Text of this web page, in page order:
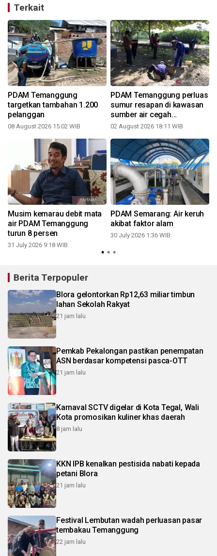
Terkait
PDAM Temanggung
targetkan tambahan 1.200
pelanggan
08 August 2026 15:02 WIB
PDAM Temanggung perluas
sumur resapan di kawasan
sumber air cegah
kekeringan
02 August 2026 18:11 WIB
Musim kemarau debit mata
air PDAM Temanggung
turun 8 persen
31 July 2026 9:18 WIB
PDAM Semarang: Air keruh
akibat faktor alam
30 July 2026 1:36 WIB
Berita Terpopuler
Blora gelontorkan Rp12,63 miliar timbun
lahan Sekolah Rakyat
21 jam lalu
Pemkab Pekalongan pastikan penempatan
ASN berdasar kompetensi pasca-OTT
21 jam lalu
Karnaval SCTV digelar di Kota Tegal, Wali
Kota promosikan kuliner khas daerah
8 jam lalu
KKN IPB kenalkan pestisida nabati kepada
petani Blora
21 jam lalu
Festival Lembutan wadah perluasan pasar
tembakau Temanggung
22 jam lalu